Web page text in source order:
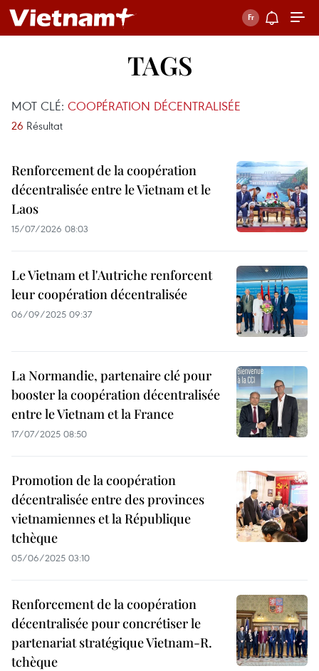
TAGS
MOT CLÉ: COOPÉRATION DÉCENTRALISÉE
26 Résultat
Renforcement de la coopération
décentralisée entre le Vietnam et le
Laos
15/07/2026 08:03
Le Vietnam et l'Autriche renforcent
leur coopération décentralisée
06/09/2025 09:37
La Normandie, partenaire clé pour
booster la coopération décentralisée
entre le Vietnam et la France
17/07/2025 08:50
Promotion de la coopération
décentralisée entre des provinces
vietnamiennes et la République
tchèque
05/06/2025 03:10
Renforcement de la coopération
décentralisée pour concrétiser le
partenariat stratégique Vietnam-R.
tchèque